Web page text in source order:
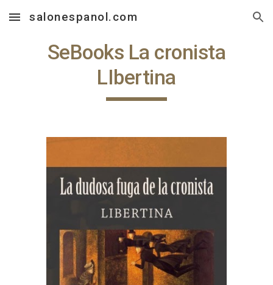
Skip to main content Skip to navigation
salonespanol.com
SeBooks La cronista
LIbertina